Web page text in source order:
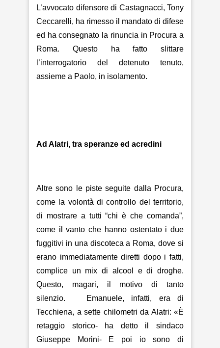
L’avvocato difensore di Castagnacci, Tony
Ceccarelli, ha rimesso il mandato di difese
ed ha consegnato la rinuncia in Procura a
Roma. Questo ha fatto slittare
l’interrogatorio del detenuto tenuto,
assieme a Paolo, in isolamento.
Ad Alatri, tra speranze ed acredini
Altre sono le piste seguite dalla Procura,
come la volontà di controllo del territorio,
di mostrare a tutti “chi è che comanda”,
come il vanto che hanno ostentato i due
fuggitivi in una discoteca a Roma, dove si
erano immediatamente diretti dopo i fatti,
complice un mix di alcool e di droghe.
Questo, magari, il motivo di tanto
silenzio.
Emanuele, infatti, era di
Tecchiena, a sette chilometri da Alatri: «È
retaggio storico- ha detto il sindaco
Giuseppe Morini- E poi io sono di